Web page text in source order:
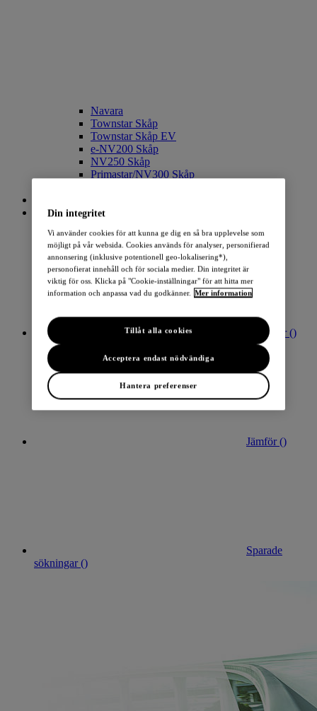
Navara
Townstar Skåp
Townstar Skåp EV
e-NV200 Skåp
NV250 Skåp
Primastar/NV300 Skåp
Kontakt
Favoriter ()
Jämför ()
Sparade
sökningar ()
Din integritet
Vi använder cookies för att kunna ge dig en så bra upplevelse som
möjligt på vår websida. Cookies används för analyser, personifierad
annonsering (inklusive potentionell geo-lokalisering*),
personofierat innehåll och för sociala medier. Din integritet är
viktig för oss. Klicka på "Cookie-inställningar" för att hitta mer
information och anpassa vad du godkänner. Mer information
Hantera preferenser
Acceptera endast nödvändiga
Tillåt alla cookies